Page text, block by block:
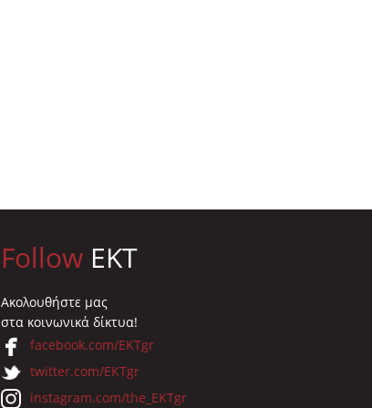
Follow EKT
Ακολουθήστε μας
στα κοινωνικά δίκτυα!
facebook.com/EKTgr
twitter.com/EKTgr
instagram.com/the_EKTgr